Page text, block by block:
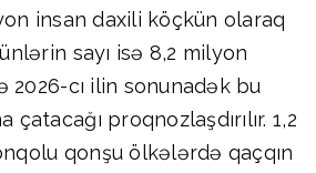
insan daxili köçkün olaraq
sayı isə 8,2 milyon
cı ilin sonunadək bu
proqnozlaşdırılır. 1,2
qonşu ölkələrdə qaçqın